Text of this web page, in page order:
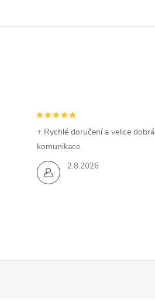
2.8.2026
+ Rychlé doručení a velice dobrá
komunikace.